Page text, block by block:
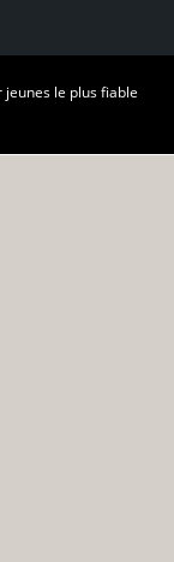
jeunes le plus fiable